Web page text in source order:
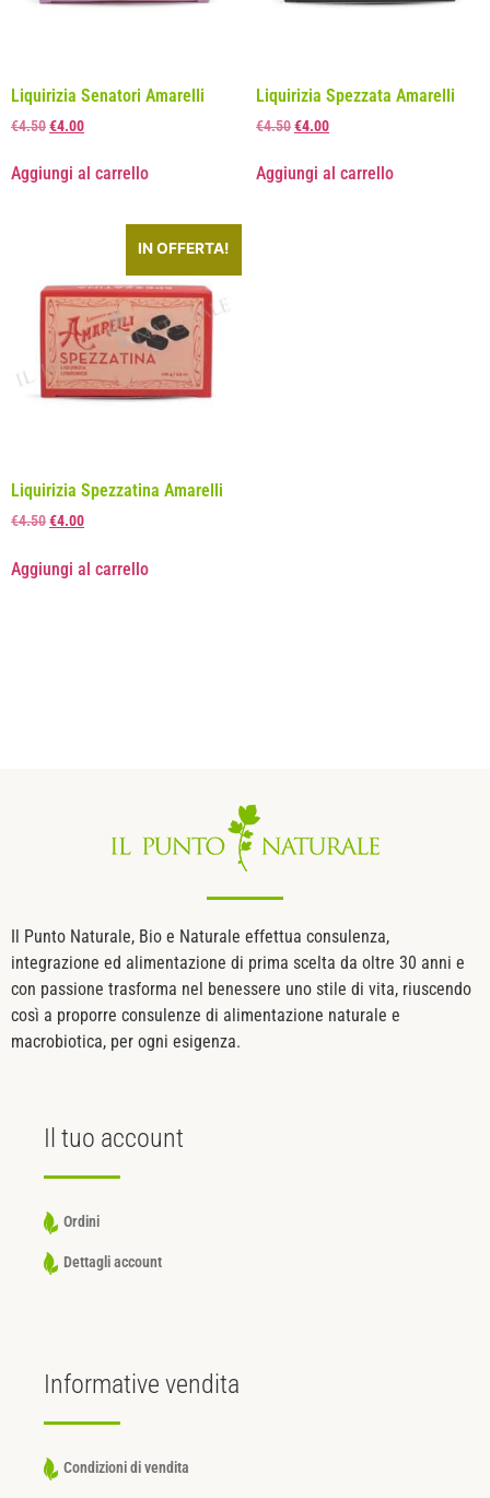
Liquirizia Senatori Amarelli
€4.50€4.00
Aggiungi al carrello
Liquirizia Spezzata Amarelli
€4.50€4.00
Aggiungi al carrello
IN OFFERTA!
Liquirizia Spezzatina Amarelli
€4.50€4.00
Aggiungi al carrello
Il Punto Naturale, Bio e Naturale effettua consulenza,
integrazione ed alimentazione di prima scelta da oltre 30 anni e
con passione trasforma nel benessere uno stile di vita, riuscendo
così a proporre consulenze di alimentazione naturale e
macrobiotica, per ogni esigenza.
Il tuo account
Ordini
Dettagli account
Informative vendita
Condizioni di vendita